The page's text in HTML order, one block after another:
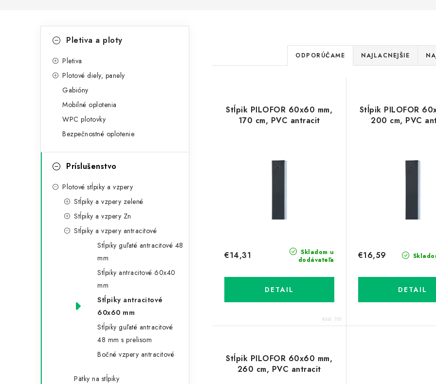
kategóriePletiva a ploty
Pletiva
Plotové diely, panely
Gabióny
Mobilné oplotenia
WPC plotovky
Bezpečnostné oplotenie
Príslušenstvo
Plotové stĺpiky a vzpery
Stĺpiky a vzpery zelené
Stĺpiky a vzpery Zn
Stĺpiky a vzpery antracitové
Stĺpiky guľaté antracitové 48
mm
Stĺpiky antracitové 60x40
mm
Stĺpiky antracitové
60x60 mm
Stĺpiky guľaté antracitové
48 mm s prelisom
Bočné vzpery antracitové
Pätky na stĺpiky
R
a
e
n
e
o
u
k
t
v
ODPORÚČAME NAJLACNEJŠIE
o
Stĺpik PILOFOR 60x60 mm,
170 cm, PVC antracit
Skladom u
dodávateľa
€14,31
DETAIL
Kód:761
Stĺpik PILOFOR
200 cm, PVC
€16,59
DETAIL
Stĺpik PILOFOR 60x60 mm,
260 cm, PVC antracit